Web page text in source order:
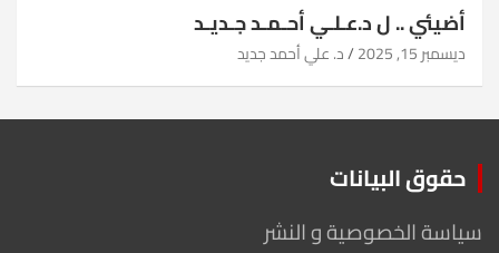
أضيئي .. ل د.عـلـي أحـمـد جـديـد
ديسمبر 15, 2025 د. علي أحمد جديد
حقوق البيانات
سياسة الخصوصية و النشر